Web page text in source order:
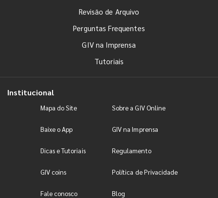
Revisão de Arquivo
Perguntas Frequentes
GIV na Imprensa
Tutoriais
Institucional
Mapa do Site Sobre a GIV Online
Baixe o App GIV na Imprensa
Dicas e Tutoriais Regulamento
GIV coins Política de Privacidade
Fale conosco Blog